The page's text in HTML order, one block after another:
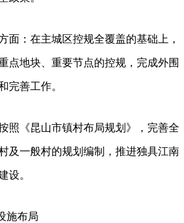
面：在主城区控规全覆盖的基础上，
点地块、重要节点的控规，完成外围
完善工作。
照《昆山市镇村布局规划》，完善全
及一般村的规划编制，推进独具江南
设。
施布局